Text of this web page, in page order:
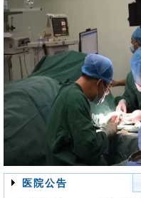
医院公告